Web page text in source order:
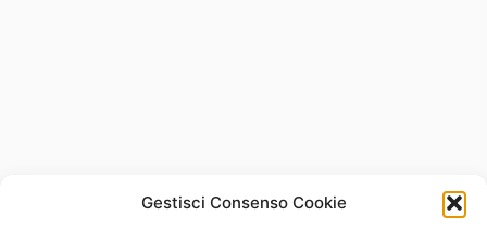
Gestisci Consenso Cookie